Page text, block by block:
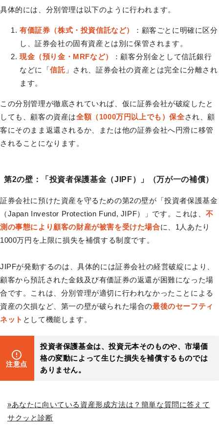
具体的には、分別管理は以下のように行われます。
有価証券（株式・投資信託など）
：顧客ごとに明確に区分
し、証券会社の固有資産とは別に保管されます。
現金（預り金・MRFなど）
：顧客分別金として信託銀行
などに「信託 」され、証券会社の資産とは完全に分離され
ます。
この分別管理が徹底されていれば、仮に証券会社が破綻したと
しても、顧客の資産は全額（1000万円以上でも）保全され、顧
客にそのまま返還されるか、または他の証券会社へ円滑に移管
されることになります。
第2の壁：「投資者保護基金（JIPF）」（万が一の補償）
証券会社に預けた資産を守るための第2の壁が「投資者保護基金
（Japan Investor Protection Fund, JIPF）」です。これは、 不
測の事態により顧客の財産が被害を受けた場合に、1人あたり
1000万円を上限に損失を補償する制度です。
JIPFが発動するのは、具体的には証券会社の経営破綻により、
顧客から預託された金銭及び有価証券の返還が困難になった場
合です。これは、分別管理が適切に行われなかったことによる
資産の欠損など、第一の壁が破られた場合の最後のセーフティ
ネット として機能します。
注意点
投資者保護基金は、投資元本そのものや、市場価
格の変動によって生じた損失を補償するものでは
ありません。
»あなたに向いている資産形成方法は？簡単な質問に答えて
サクッと診断